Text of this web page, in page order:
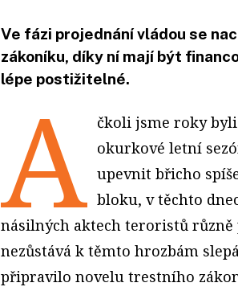
Ve fázi projednání vládou se
zákoníku, díky ní mají být
lépe postižitelné.
A čkoli jsme roky
okurkové letní
upevnit břicho
bloku, v těchto
násilných aktech teroristů různě
nezůstává k těmto hrozbám
připravilo novelu trestního